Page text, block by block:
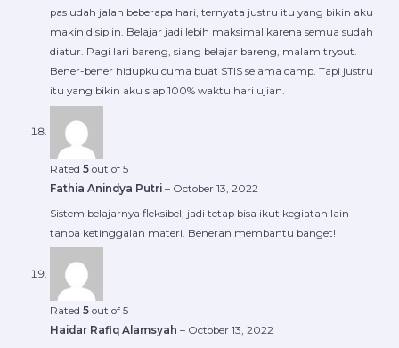
pas udah jalan beberapa hari, ternyata justru itu yang bikin aku
makin disiplin. Belajar jadi lebih maksimal karena semua sudah
diatur. Pagi lari bareng, siang belajar bareng, malam tryout.
Bener-bener hidupku cuma buat STIS selama camp. Tapi justru
itu yang bikin aku siap 100% waktu hari ujian.
Rated 5out of 5
Fathia Anindya Putri – October 13, 2022
Sistem belajarnya fleksibel, jadi tetap bisa ikut kegiatan lain
tanpa ketinggalan materi. Beneran membantu banget!
Rated 5out of 5
Haidar Rafiq Alamsyah – October 13, 2022